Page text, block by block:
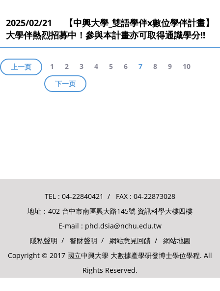
2025/02/21 【中興大學_雙語學伴x數位學伴計畫】
大學伴熱烈招募中！參與本計畫亦可取得通識學分!!
上一页 1 2 3 4 5 6 7 8 9
10
下一页
TEL : 04-22840421 / FAX : 04-22873028
地址：402 台中市南區興大路145號 資訊科學大樓四樓
E-mail : phd.dsia@nchu.edu.tw
隱私聲明 / 智財聲明 / 網站意見回饋/ 網站地圖
Copyright © 2017 國立中興大學 大數據產學研發博士學位學程. All
Rights Reserved.